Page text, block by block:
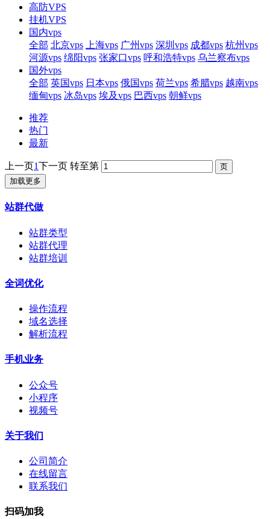
高防VPS
挂机VPS
国内vps
全部 北京vps 上海vps 广州vps 深圳vps 成都vps 杭州vps
河源vps 绵阳vps 张家口vps 呼和浩特vps 乌兰察布vps
国外vps
全部 英国vps 日本vps 俄国vps 荷兰vps 希腊vps 越南vps
缅甸vps 冰岛vps 埃及vps 巴西vps 朝鲜vps
推荐
热门
最新
上一页1下一页 转至第
加载更多
站群代做
站群类型
站群代理
站群培训
全词优化
操作流程
域名选择
解析流程
手机业务
公众号
小程序
视频号
关于我们
公司简介
在线留言
联系我们
扫码加我